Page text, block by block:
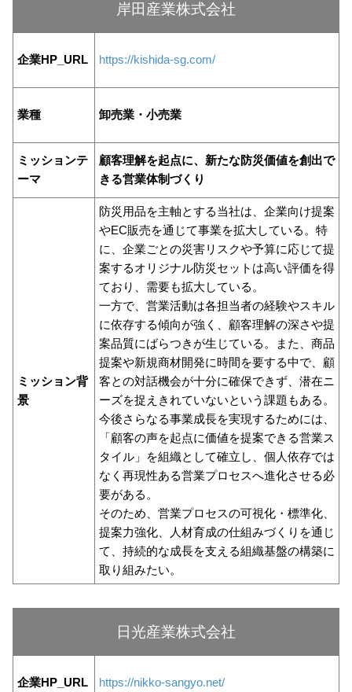
岸田産業株式会社
企業HP_URL https://kishida-sg.com/
業種 卸売業・小売業
ミッションテ
ーマ
顧客理解を起点に、新たな防災価値を創出で
きる営業体制づくり
ミッション背
景
防災用品を主軸とする当社は、企業向け提案
やEC販売を通じて事業を拡大している。特
に、企業ごとの災害リスクや予算に応じて提
案するオリジナル防災セットは高い評価を得
ており、需要も拡大している。
一方で、営業活動は各担当者の経験やスキル
に依存する傾向が強く、顧客理解の深さや提
案品質にばらつきが生じている。また、商品
提案や新規商材開発に時間を要する中で、顧
客との対話機会が十分に確保できず、潜在ニ
ーズを捉えきれていないという課題もある。
今後さらなる事業成長を実現するためには、
「顧客の声を起点に価値を提案できる営業ス
タイル」を組織として確立し、個人依存では
なく再現性ある営業プロセスへ進化させる必
要がある。
そのため、営業プロセスの可視化・標準化、
提案力強化、人材育成の仕組みづくりを通じ
て、持続的な成長を支える組織基盤の構築に
取り組みたい。
⽇光産業株式会社
企業HP_URL https://nikko-sangyo.net/